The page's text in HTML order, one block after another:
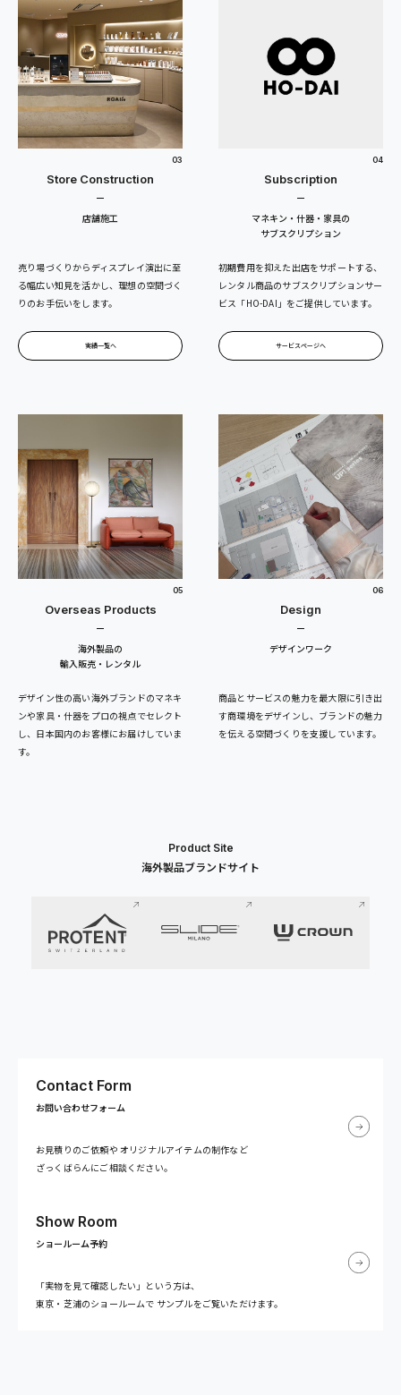
03
Store Construction
店舗施工
売り場づくりからディスプレイ演出に至
る幅広い知見を活かし、理想の空間づく
りのお手伝いをします。
実績一覧へ
04
Subscription
マネキン・什器・家具の
サブスクリプション
初期費用を抑えた出店をサポートする、
レンタル商品のサブスクリプションサー
ビス「HO-DAI」をご提供しています。
サービスページへ
05
Overseas Products
海外製品の
輸入販売・レンタル
デザイン性の高い海外ブランドのマネキ
ンや家具・什器をプロの視点でセレクト
し、日本国内のお客様にお届けしていま
す。
06
Design
デザインワーク
商品とサービスの魅力を最大限に引き出
す商環境をデザインし、ブランドの魅力
を伝える空間づくりを支援しています。
Product Site
海外製品ブランドサイト
Contact Form
お問い合わせフォーム
お見積りのご依頼や オリジナルアイテムの制作など
ざっくばらんにご相談ください。
Show Room
ショールーム予約
「実物を見て確認したい」という方は、
東京・芝浦のショールームで サンプルをご覧いただけます。